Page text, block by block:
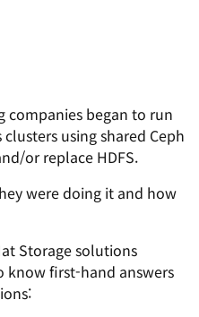
companies began to run
using shared Ceph
or replace HDFS.
were doing it and how
Storage solutions
first-hand answers